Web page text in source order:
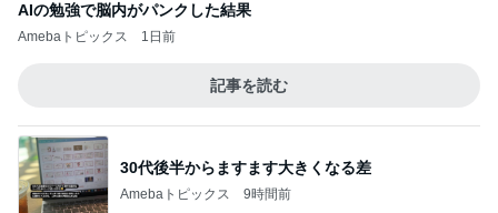
AIの勉強で脳内がパンクした結果
Amebaトピックス 1日前
記事を読む
30代後半からますます大きくなる差
Amebaトピックス 9時間前